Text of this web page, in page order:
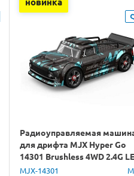
Радиоуправляемая
для дрифта MJX Hyper Go
14301 Brushless 4WD 2.4G
1/14 RTR
MJX-14301